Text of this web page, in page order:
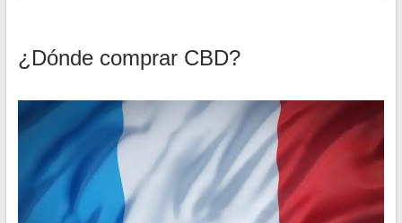
¿Dónde comprar CBD?